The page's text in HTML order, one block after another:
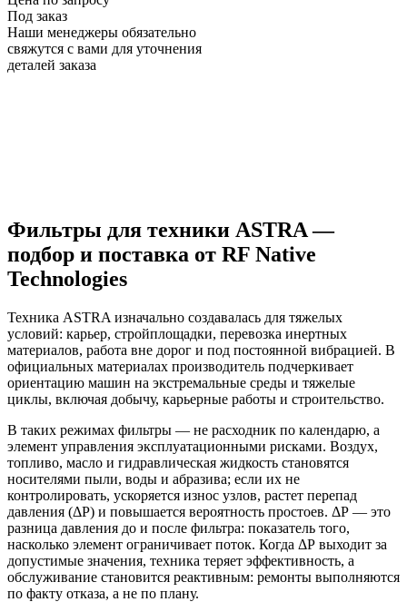
Под заказ
Наши менеджеры обязательно
свяжутся с вами для уточнения
деталей заказа
Фильтры для техники ASTRA —
подбор и поставка от RF Native
Technologies
Техника ASTRA изначально создавалась для тяжелых
условий: карьер, стройплощадки, перевозка инертных
материалов, работа вне дорог и под постоянной вибрацией. В
официальных материалах производитель подчеркивает
ориентацию машин на экстремальные среды и тяжелые
циклы, включая добычу, карьерные работы и строительство.
В таких режимах фильтры — не расходник по календарю, а
элемент управления эксплуатационными рисками. Воздух,
топливо, масло и гидравлическая жидкость становятся
носителями пыли, воды и абразива; если их не
контролировать, ускоряется износ узлов, растет перепад
давления (ΔР) и повышается вероятность простоев. ΔР — это
разница давления до и после фильтра: показатель того,
насколько элемент ограничивает поток. Когда ΔР выходит за
допустимые значения, техника теряет эффективность, а
обслуживание становится реактивным: ремонты выполняются
по факту отказа, а не по плану.